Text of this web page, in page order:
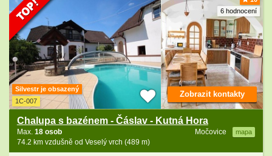
6 hodnocení
Silvestr je obsazený
1C-007
Chalupa s bazénem - Čáslav - Kutná Hora
Močovice mapa
Max. 18 osob
74.2 km vzdušně od Veselý vrch (489 m)
Zobrazit kontakty